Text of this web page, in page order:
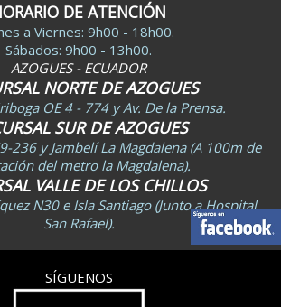
DE ATENCIÓN
a Viernes: 9h00 - 18h00.
Sábados: 9h00 - 13h00.
AZOGUES - ECUADOR
NORTE DE AZOGUES
OE 4 - 774 y Av. De la Prensa.
SUR DE AZOGUES
236 y Jambelí La Magdalena (A 100m de
del metro la Magdalena).
VALLE DE LOS CHILLOS
N30 e Isla Santiago (Junto a Hospital
San Rafael).
SÍGUENOS